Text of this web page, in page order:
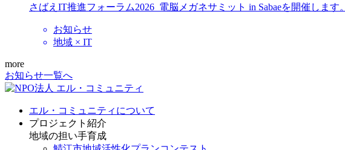
さばえIT推進フォーラム2026_電脳メガネサミット in Sabaeを開催します。
お知らせ
地域 × IT
more
お知らせ一覧へ
エル・コミュニティについて
プロジェクト紹介
地域の担い手育成